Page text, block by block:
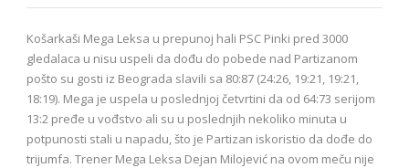
Košarkaši Mega Leksa u prepunoj hali PSC Pinki pred 3000
gledalaca u nisu uspeli da dođu do pobede nad Partizanom
pošto su gosti iz Beograda slavili sa 80:87 (24:26, 19:21, 19:21,
18:19). Mega je uspela u poslednjoj četvrtini da od 64:73 serijom
13:2 pređe u vođstvo ali su u poslednjih nekoliko minuta u
potpunosti stali u napadu, što je Partizan iskoristio da dođe do
trijumfa. Trener Mega Leksa Dejan Milojević na ovom meču nije